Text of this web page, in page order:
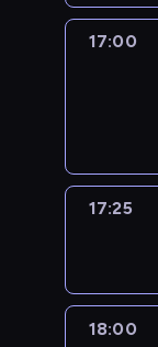
17:00
17:25
18:00